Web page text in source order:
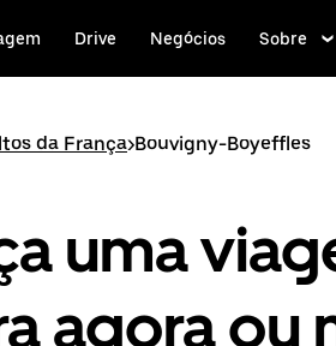
Drive Negócios Sobre
da França>Bouvigny-Boyeffles
uma
agora ou